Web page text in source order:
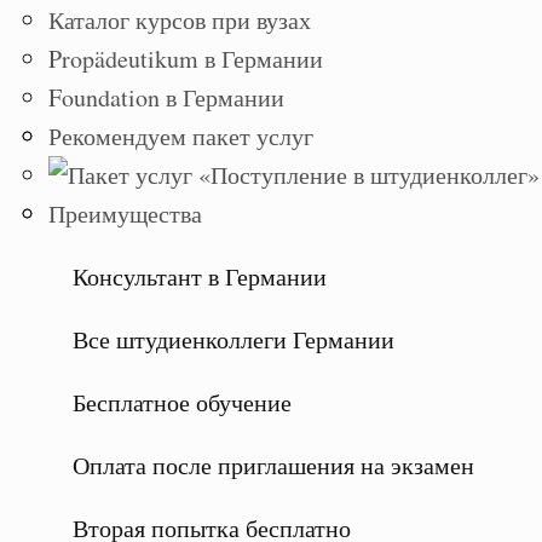
Каталог курсов при вузах
Propädeutikum в Германии
Foundation в Германии
Рекомендуем пакет услуг
Преимущества
Консультант в Германии
Все штудиенколлеги Германии
Бесплатное обучение
Оплата после приглашения на экзамен
Вторая попытка бесплатно